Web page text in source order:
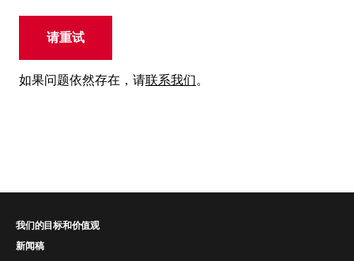
请重试
如果问题依然存在，请联系我们。
我们的目标和价值观
新闻稿